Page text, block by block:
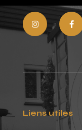
Liens utiles